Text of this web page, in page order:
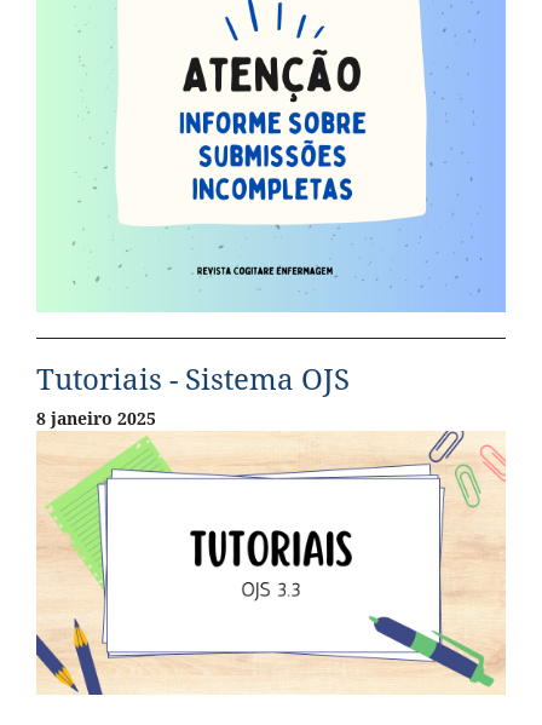
Tutoriais - Sistema OJS
8 janeiro 2025